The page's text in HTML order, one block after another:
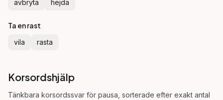
avbryta hejda
Ta en rast
vila rasta
Korsordshjälp
Tänkbara korsordssvar för pausa , sorterade efter exakt antal